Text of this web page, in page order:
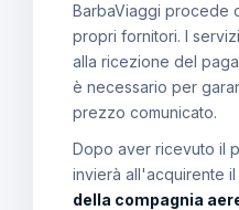
BarbaViaggi procede
propri fornitori. I
alla ricezione del
è necessario per
prezzo comunicato.
Dopo aver ricevuto il
invierà all'acquirente il
della compagnia